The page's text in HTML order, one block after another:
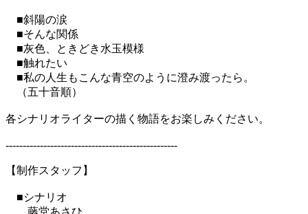
■斜陽の涙
■そんな関係
■灰色、ときどき水玉模様
■触れたい
■私の人生もこんな青空のように澄み渡ったら。
（五十音順）
各シナリオライターの描く物語をお楽しみください。
--------------------------------------------------
【制作スタッフ】
■シナリオ
藤堂あさひ